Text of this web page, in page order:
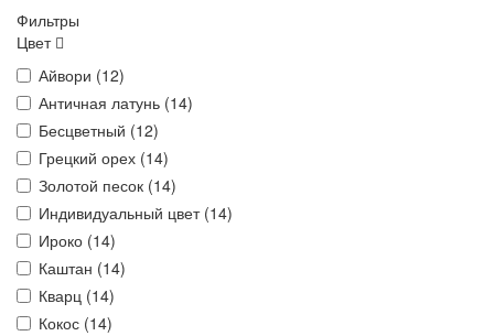
Фильтры
Цвет
Айвори (12)
Античная латунь (14)
Бесцветный (12)
Грецкий орех (14)
Золотой песок (14)
Индивидуальный цвет (14)
Ироко (14)
Каштан (14)
Кварц (14)
Кокос (14)